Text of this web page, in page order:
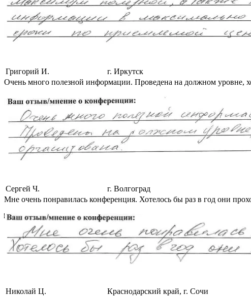
Григорий И.
г. Иркутск
Очень много полезной информации. Проведена на должном уровне,
Сергей Ч.
г. Волгоград
Мне очень понравилась конференция. Хотелось бы раз в год они
Николай Ц.
Краснодарский край, г. Сочи